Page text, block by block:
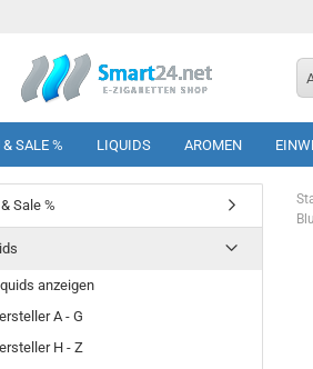
& SALE % LIQUIDS AROMEN
Sale %
anzeigen
A - G
H - Z